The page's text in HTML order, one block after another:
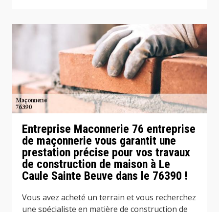
Entreprise Maconnerie 76 entreprise
de maçonnerie vous garantit une
prestation précise pour vos travaux
de construction de maison à Le
Caule Sainte Beuve dans le 76390 !
Vous avez acheté un terrain et vous recherchez
une spécialiste en matière de construction de